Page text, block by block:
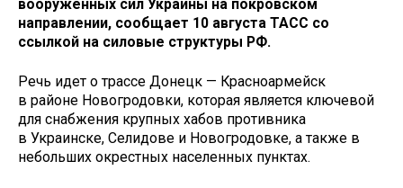
вооруженных сил Украины на покровском
направлении, сообщает 10 августа ТАСС со
ссылкой на силовые структуры РФ.
Речь идет о трассе Донецк — Красноармейск
в районе Новогродовки, которая является ключевой
для снабжения крупных хабов противника
в Украинске, Селидове и Новогродовке, а также в
небольших окрестных населенных пунктах.